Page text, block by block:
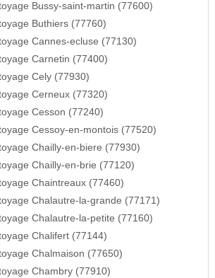
Bussy-saint-martin (77600)
Buthiers (77760)
Cannes-ecluse (77130)
Carnetin (77400)
Cely (77930)
Cerneux (77320)
Cesson (77240)
Cessoy-en-montois (77520)
Chailly-en-biere (77930)
Chailly-en-brie (77120)
Chaintreaux (77460)
Chalautre-la-grande (77171)
Chalautre-la-petite (77160)
Chalifert (77144)
Chalmaison (77650)
Chambry (77910)